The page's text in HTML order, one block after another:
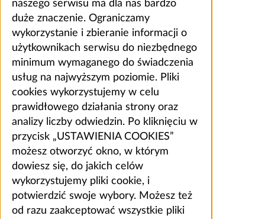
naszego serwisu ma dla nas bardzo
duże znaczenie. Ograniczamy
wykorzystanie i zbieranie informacji o
użytkownikach serwisu do niezbędnego
minimum wymaganego do świadczenia
usług na najwyższym poziomie. Pliki
cookies wykorzystujemy w celu
prawidłowego działania strony oraz
analizy liczby odwiedzin. Po kliknięciu w
przycisk „USTAWIENIA COOKIES”
możesz otworzyć okno, w którym
dowiesz się, do jakich celów
wykorzystujemy pliki cookie, i
potwierdzić swoje wybory. Możesz też
od razu zaakceptować wszystkie pliki